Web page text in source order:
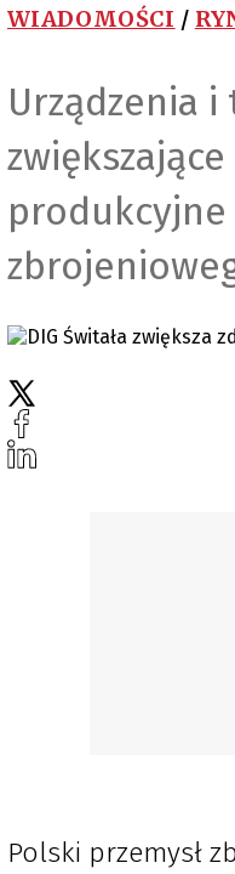
WIADOMOŚCI /
Urządzenia
produkcyjne
Polski przemysł